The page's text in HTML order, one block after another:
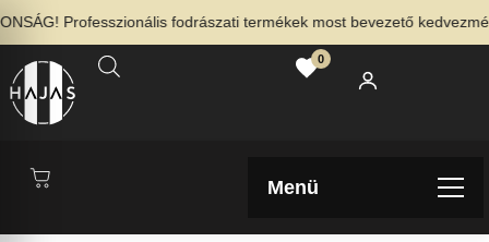
Professzionális fodrászati termékek most bevezető
0
Menü